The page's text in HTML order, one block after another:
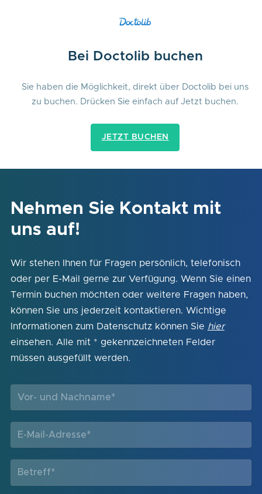
Bei Doctolib buchen
Sie haben die Möglichkeit, direkt über Doctolib bei uns
zu buchen. Drücken Sie einfach auf Jetzt buchen.
JETZT BUCHEN
Nehmen Sie Kontakt mit
uns auf!
Wir stehen Ihnen für Fragen persönlich, telefonisch
oder per E-Mail gerne zur Verfügung. Wenn Sie einen
Termin buchen möchten oder weitere Fragen haben,
können Sie uns jederzeit kontaktieren. Wichtige
Informationen zum Datenschutz können Sie hier
einsehen. Alle mit * gekennzeichneten Felder
müssen ausgefüllt werden.
Vor- und Nachname*
E-Mail-Adresse*
Betreff*